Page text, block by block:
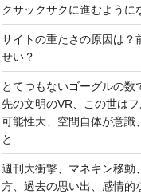
クサックサクに進むように
サイトの重たさの原因は？
せい？
とてつもないゴーグルの数
先の文明のVR、この世は
可能性大、空間自体が意識
と
週刊大衝撃、マネキン移動
方、過去の思い出、感情的